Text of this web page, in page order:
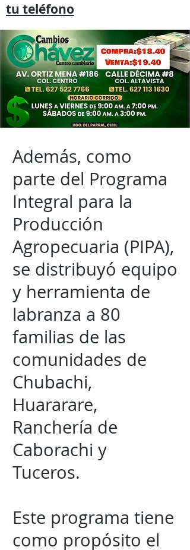
tu teléfono
Además, como
parte del Programa
Integral para la
Producción
Agropecuaria (PIPA),
se distribuyó equipo
y herramienta de
labranza a 80
familias de las
comunidades de
Chubachi,
Huararare,
Ranchería de
Caborachi y
Tuceros.
Este programa tiene
como propósito el